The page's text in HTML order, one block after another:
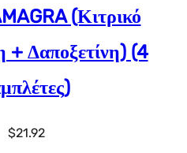
(Κιτρικό
+ Δαποξετίνη) (4
$21.92